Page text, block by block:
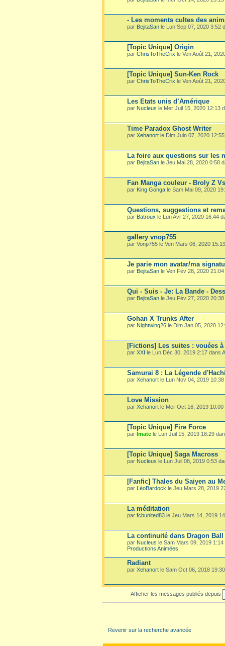
- Les moments cultes des
par BejitaSan le Lun Sep 07, 2020 3:52
[Topic Unique] Origin
par ChrisToTheCrix le Ven Août 21,
[Topic Unique] Sun-Ken Rock
par ChrisToTheCrix le Ven Août 21,
Les Etats unis d’Amérique
par Nucleus le Mer Juil 15, 2020 12:13
Time Paradox Ghost Writer
par Xehanort le Dim Juin 07, 2020
La foire aux questions sur les
par BejitaSan le Jeu Mai 28, 2020 0:58
Fan Manga couleur - Broly Z
par King Gonga le Sam Mai 09, 2020
Questions, suggestions et
par Batroux le Lun Avr 27, 2020 16:44
gallery vnop755
par Vonp755 le Ven Mars 06, 2020
Je parie mon avatar/ma
par BejitaSan le Ven Fév 28, 2020
Qui - Suis - Je: La Bande -
par BejitaSan le Jeu Fév 27, 2020
Gohan X Trunks After
par Nightwing26 le Dim Jan 05, 2020
[Fictions] Les suites : vouées
par XXI le Lun Déc 30, 2019 2:17 dans
Samurai 8 : La Légende
par Xehanort le Lun Nov 04, 2019
Love Mission
par Xehanort le Mer Oct 16, 2019
[Topic Unique] Fire Force
par Imate le Lun Juil 15, 2019 18:29
[Topic Unique] Saga Macross
par Nucleus le Lun Juil 08, 2019 0:53
[Fanfic] Thales du Saiyen au
par LéoBardock le Jeu Mars 28, 2019
La méditation
par fcbunited83 le Jeu Mars 14, 2019
La continuité dans Dragon Ball
par Nucleus le Sam Mars 09, 2019
Productions Animées
Radiant
par Xehanort le Sam Oct 06, 2018
Afficher les messages publiés depuis
Revenir sur la recherche avancée